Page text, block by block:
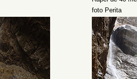
foto Perita